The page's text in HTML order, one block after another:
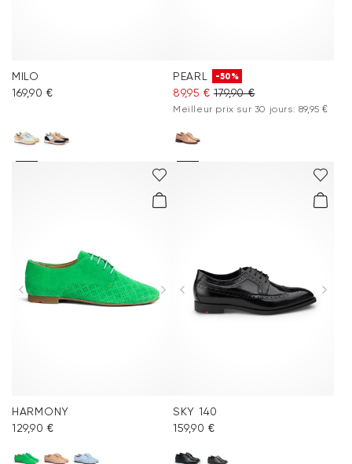
MILO
169,90 €
PEARL -50%
89,95 € 179,90 €
Meilleur prix sur 30 jours: 89,95 €
HARMONY
129,90 €
SKY 140
159,90 €